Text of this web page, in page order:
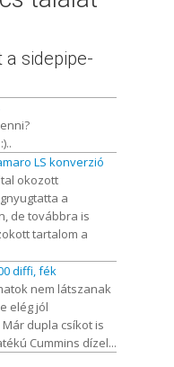
a sidepipe-
LS konverzió
okozott
a
de továbbra is
tartalom a
diffi, fék
nem látszanak
elég jól
dupla csíkot is
Cummins dízel...